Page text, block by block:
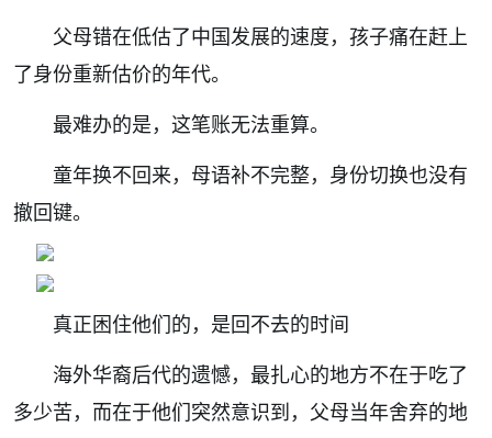
父母错在低估了中国发展的速度，孩子痛在赶上
了身份重新估价的年代。
最难办的是，这笔账无法重算。
童年换不回来，母语补不完整，身份切换也没有
撤回键。
真正困住他们的，是回不去的时间
海外华裔后代的遗憾，最扎心的地方不在于吃了
多少苦，而在于他们突然意识到，父母当年舍弃的地